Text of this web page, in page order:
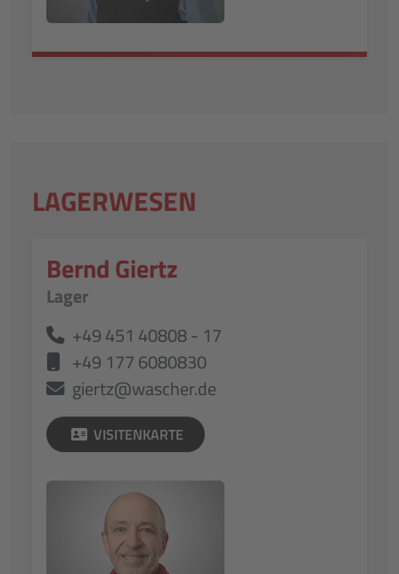
LAGERWESEN
Bernd Giertz
Lager
+49 451 40808 - 17
+49 177 6080830
giertz@wascher.de
VISITENKARTE